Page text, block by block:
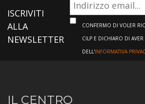
ISCRIVITI
ALLA
NEWSLETTER
CONFERMO DI VOLER
CILP E DICHIARO DI
DELL'INFORMATIVA
Informazioni
IL CENTRO